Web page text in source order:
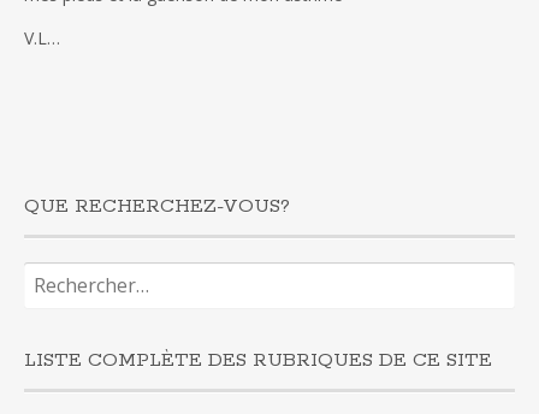
V.L…
QUE RECHERCHEZ-VOUS?
Rechercher :
LISTE COMPLÈTE DES RUBRIQUES DE CE SITE